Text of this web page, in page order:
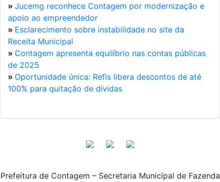
» Jucemg reconhece Contagem por modernização e
apoio ao empreendedor
» Esclarecimento sobre instabilidade no site da
Receita Municipal
» Contagem apresenta equilíbrio nas contas públicas
de 2025
» Oportunidade única: Refis libera descontos de até
100% para quitação de dívidas
Prefeitura de Contagem – Secretaria Municipal de Fazenda